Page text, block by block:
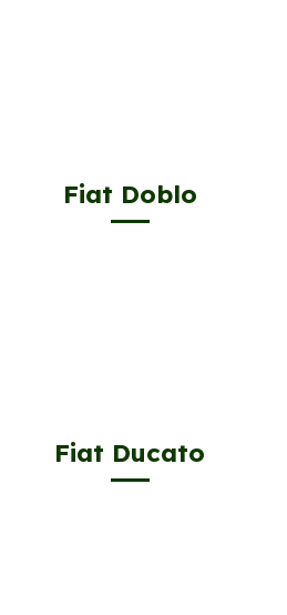
Fiat Doblo
Fiat Ducato